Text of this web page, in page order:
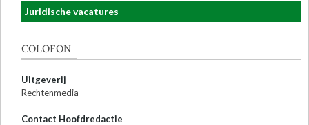
Juridische vacatures
COLOFON
Uitgeverij
Rechtenmedia
Contact Hoofdredactie